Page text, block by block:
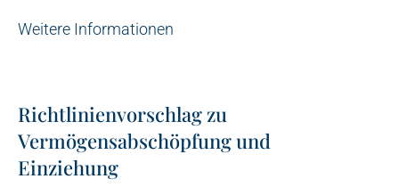
Weitere Informationen
Richtlinienvorschlag zu
Vermögensabschöpfung und
Einziehung